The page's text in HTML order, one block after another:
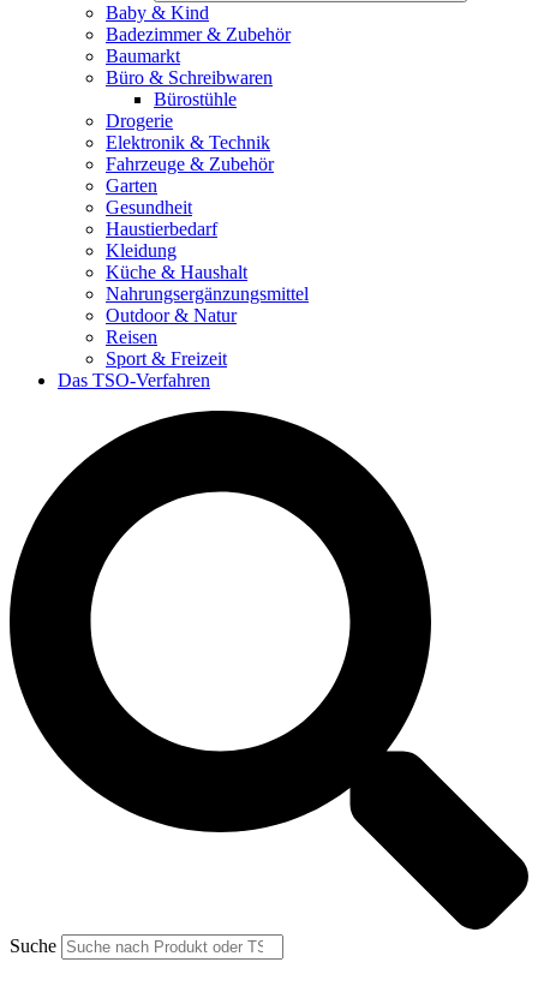
Baby & Kind
Badezimmer & Zubehör
Baumarkt
Büro & Schreibwaren
Bürostühle
Drogerie
Elektronik & Technik
Fahrzeuge & Zubehör
Garten
Gesundheit
Haustierbedarf
Kleidung
Küche & Haushalt
Nahrungsergänzungsmittel
Outdoor & Natur
Reisen
Sport & Freizeit
Das TSO-Verfahren
Suche